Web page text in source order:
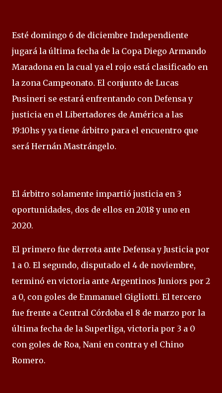
Esté domingo 6 de diciembre Independiente
jugará la última fecha de la Copa Diego Armando
Maradona en la cual ya el rojo está clasificado en
la zona Campeonato. El conjunto de Lucas
Pusineri se estará enfrentando con Defensa y
justicia en el Libertadores de América a las
19:10hs y ya tiene árbitro para el encuentro que
será Hernán Mastrángelo.
El árbitro solamente impartió justicia en 3
oportunidades, dos de ellos en 2018 y uno en
2020.
El primero fue derrota ante Defensa y Justicia por
1 a 0. El segundo, disputado el 4 de noviembre,
terminó en victoria ante Argentinos Juniors por 2
a 0, con goles de Emmanuel Gigliotti. El tercero
fue frente a Central Córdoba el 8 de marzo por la
última fecha de la Superliga, victoria por 3 a 0
con goles de Roa, Nani en contra y el Chino
Romero.